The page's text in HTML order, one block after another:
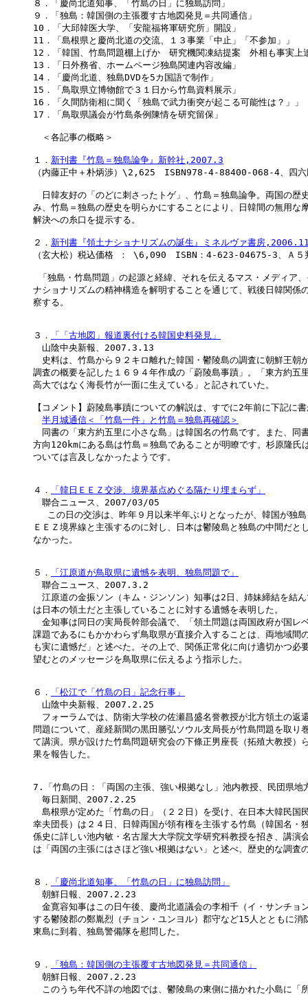
８．「慶尚北道知事、「竹島の日」に独島訪問」
９．「独島：韓国側の主張覆す古地図発見＝共同通信」
10．「大邱韓医大学、「安龍福将軍研究所」開設」
11．「島根県と慶尚北道の交流、１３事業「中止」「不参加」」
12．「韓国、竹島問題棚上げか　研究機関凍結提案　外相も事実上
13．「日外務省、ホームページ独島関連内容改編」
14．「慶尚北道、独島DVDを5カ国語で制作」
15．「鳥取県立博物館で３１日から竹島資料展示」
16．「久間防衛相に聞く「独島で武力衝突が起こる可能性は？」」
17．「鳥取県議会が竹島条例陳情を研究留保」
＜各記事の概略＞
１． 新刊書『竹島＝独島論争』新幹社,2007.3
（内藤正中＋朴炳渉）\2,625　ISBN978-4-88400-068-4、四
日韓友好の「のどに刺さったトゲ」、竹島＝独島論争。両国の歴
み、竹島＝独島の歴史を明らかにすることにより、日韓間の無用な
解決への糸口を提示する。
２． 新刊書『領土ナショナリズムの誕生』ミネルヴァ書房
（玄大松）税込価格 ： \6,090　ISBN：4-623-04675-3、Ａ
「独島・竹島問題」の起源と経緯、それを伝えるマス・メディア
ナショナリズムの精神構造を解明することを通じて、戦後日韓関係
察する。
３．
「「古地図」報道裏付ける韓国史料発見」
山陰中央新報、2007.3.13
史料は、竹島から９２キロ離れた韓国・鬱陵島の調査に朝鮮王朝
調査の概要を記した１６９４年作成の「蔚陵島事蹟」。「東方約五
高大ではなく海長竹が一面に生えている」と記されていた。
【コメント】蔚陵島事蹟についての解説は、すでに2年前に下記に
半月城通信＜「竹島一件」と竹島＝独島再確認＞
同書の「東方約五里に小さな島」は韓国名の竹島です。また、同
方向120kmにある島は竹島＝独島であることが明瞭です。杉原隆氏
ついては言及しなかったようです。
４．
「韓日ＥＥＺ交渉、境界基点めぐる隔たり埋まらず」
聯合ニュース、2007/03/05
この日の交渉は、昨年９月以来半年ぶりとなったが、韓国が独島
ＥＥＺ境界線と主張するのに対し、日本は鬱陵島と独島の中間だと
なかった。
５．
「江原道が鳥取県に遺憾を表明、独島問題で」
聯合ニュース、2007.3.2
江原道の金振ソン（キム・ジンソン）知事は2日、姉妹締結を結
は日本の領土だと主張していることに対する遺憾を表明した。
金知事は同日の実局長幹部会議で、「領土問題は両国政府が国レ
課題であるにもかかわらず鳥取県が直接介入することは、両地域間
も実に遺憾だ」と述べた。その上で、関係正常化に向け適切かつ必
望むとのメッセージを鳥取県に伝えるよう指示した。
６．
「松江で「竹島の日」記念行事」
山陰中央新報、2007.2.25
フォーラムでは、防衛大学校の佐瀬昌盛名誉教授が北方領土の返
問題について、産経新聞の黒田勝弘ソウル支局長が竹島問題を取り
て講演。県が設けた竹島問題研究会の下條正男座長（拓殖大教授）
果を報告した。
7.「竹島の日：「両国の主張、強い根拠なし」池内教授、民団県地
毎日新聞、2007.2.25
島根県が定めた「竹島の日」（２２日）を受け、在日本大韓民国
幸夫団長）は２４日、日韓両国が領有権を主張する竹島（韓国名・
係史に詳しい池内敏・名古屋大大学院文学研究科教授を招き、講演
は「両国の主張にはさほど強い根拠はない」と述べ、歴史的な調査
８．
「慶尚北道知事、「竹島の日」に独島訪問」
朝鮮日報、2007.2.23
金寛容知事はこの日午後、慶尚北道議会の李相千（イ・サンチョ
する鬱陵郡の鄭胤烈（チョン・ユンヨル）郡守など15人とともに消
東島に到着、独島警備隊を慰問した。
９．
「独島：韓国側の主張覆す古地図発見＝共同通信」
朝鮮日報、2007.2.23
このうち年代不詳の地図では、鬱陵島の東側に描かれた小島に「